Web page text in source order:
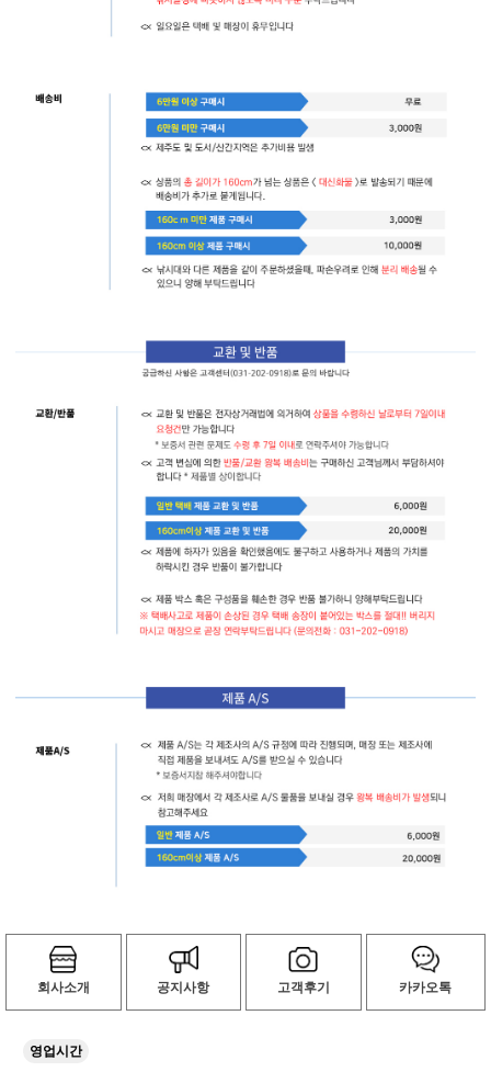
회사소개 공지사항 고객후기 카카오톡
영업시간